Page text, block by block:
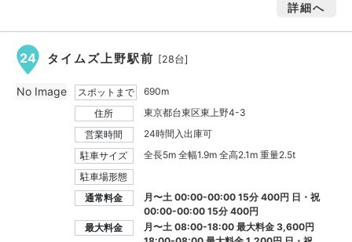
詳細へ
24 タイムズ上野駅前 [28台]
スポットまで
690m
住所
東京都台東区東上野4-3
営業時間
24時間入出庫可
駐車サイズ
全長5m 全幅1.9m 全高2.1m 重量2.5t
駐車場形態
通常料金
月〜土 00:00-00:00 15分 400円 日・祝
00:00-00:00 15分 400円
最大料金
月〜土 08:00-18:00 最大料金3,600円
No Image